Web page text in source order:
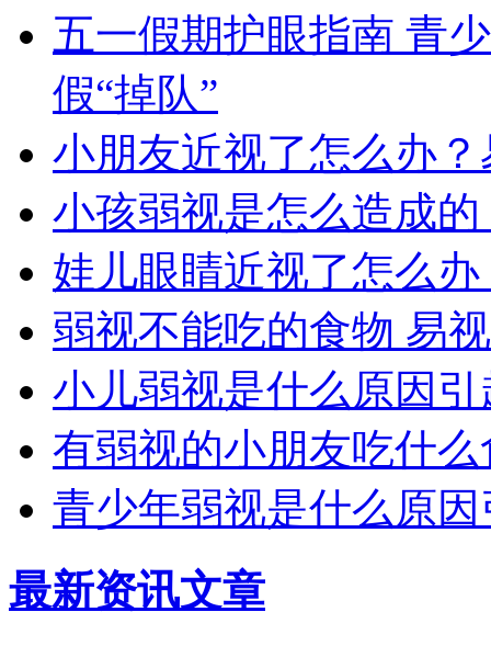
五一假期护眼指南 青
假“掉队”
小朋友近视了怎么办
小孩弱视是怎么造成
娃儿眼睛近视了怎么
弱视不能吃的食物 易
小儿弱视是什么原因
有弱视的小朋友吃什
青少年弱视是什么原
最新资讯文章